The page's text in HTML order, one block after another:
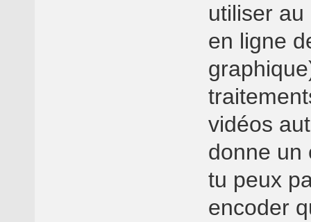
utiliser
en ligne
vidéos
donne un
tu peux
encoder